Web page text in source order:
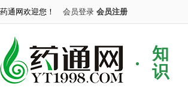
药通网欢迎您！ 会员登录 会员注册
知
识